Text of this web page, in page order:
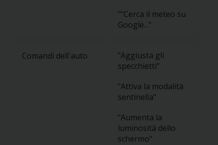
""Cerca il meteo su
Google..."
Comandi dell'auto
"Aggiusta gli
specchietti"
"Attiva la modalità
sentinella"
"Aumenta la
luminosità dello
schermo"